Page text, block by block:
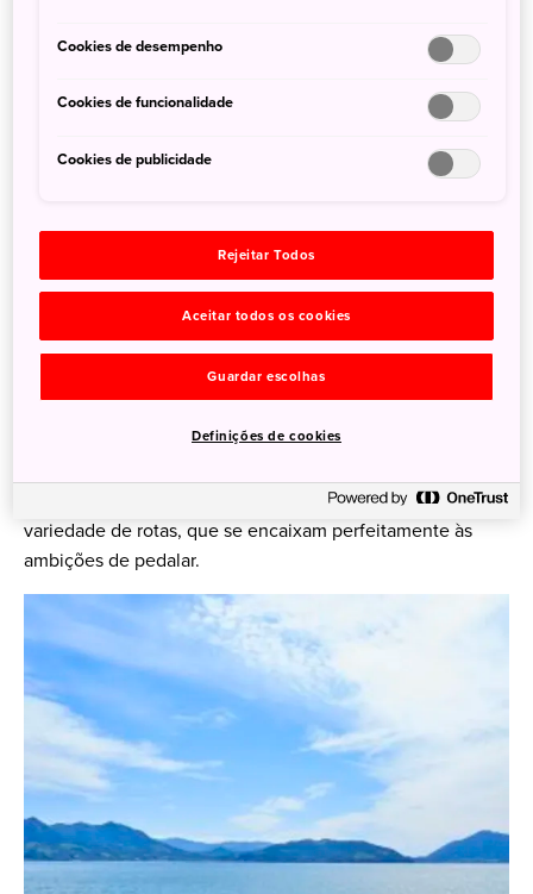
momento auspicioso para o planejamento de futuras
Adicione mais emoção ao escolher uma bicicleta como
garantir um passeio sem aglomerações, experimente o
turismo de uma perspectiva única e renovada,
descobrindo locais interessantes e diferentes dos
manteve uma abordagem aventureira para viajar, ou
regular; As ciclovias do Japão oferecem uma ampla
variedade de rotas, que se encaixam perfeitamente às
ambições de pedalar.
Cookies de desempenho
Cookies de funcionalidade
Cookies de publicidade
Rejeitar Todos
Aceitar todos os cookies
Guardar escolhas
Definições de cookies